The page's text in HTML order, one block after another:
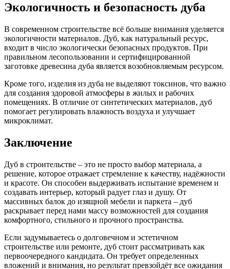
Экологичность и безопасность дуба
В современном строительстве всё больше внимания уделяется
экологичности материалов. Дуб, как натуральный ресурс,
входит в число экологически безопасных продуктов. При
правильном лесопользовании и сертифицированной
заготовке древесина дуба является возобновляемым ресурсом.
Кроме того, изделия из дуба не выделяют токсинов, что важно
для создания здоровой атмосферы в жилых и рабочих
помещениях. В отличие от синтетических материалов, дуб
помогает регулировать влажность воздуха и улучшает
микроклимат.
Заключение
Дуб в строительстве – это не просто выбор материала, а
решение, которое отражает стремление к качеству, надёжности
и красоте. Он способен выдерживать испытание временем и
создавать интерьер, который радует глаз и душу. От
массивных балок до изящной мебели и паркета – дуб
раскрывает перед нами массу возможностей для создания
комфортного, стильного и прочного пространства.
Если задумываетесь о долговечном и эстетичном
строительстве или ремонте, дуб стоит рассматривать как
первоочередного кандидата. Он требует определенных
вложений и внимания, но результат превзойдёт все ожидания